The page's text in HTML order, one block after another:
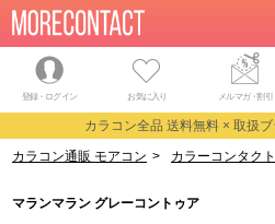
登録・ログイン お気に入り メルマガ・割引
カラコン全品 送料無料 × 取扱
カラコン通販 モアコン > カラーコンタクト
マランマラン グレーコントゥア